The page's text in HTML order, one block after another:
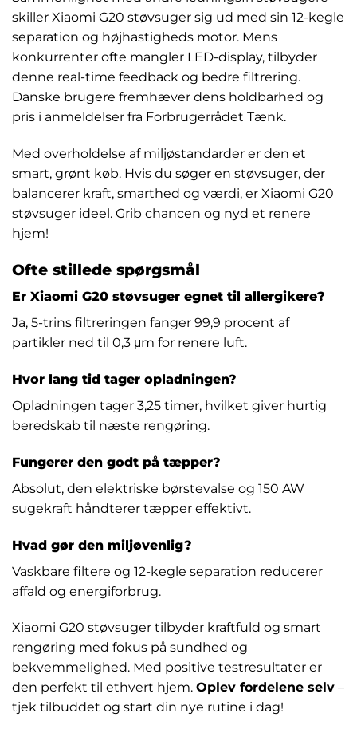
skiller Xiaomi G20 støvsuger sig ud med sin 12-kegle
separation og højhastigheds motor. Mens
konkurrenter ofte mangler LED-display, tilbyder
denne real-time feedback og bedre filtrering.
Danske brugere fremhæver dens holdbarhed og
pris i anmeldelser fra Forbrugerrådet Tænk.
Med overholdelse af miljøstandarder er den et
smart, grønt køb. Hvis du søger en støvsuger, der
balancerer kraft, smarthed og værdi, er Xiaomi G20
støvsuger ideel. Grib chancen og nyd et renere
hjem!
Ofte stillede spørgsmål
Er Xiaomi G20 støvsuger egnet til allergikere?
Ja, 5-trins filtreringen fanger 99,9 procent af
partikler ned til 0,3 μm for renere luft.
Hvor lang tid tager opladningen?
Opladningen tager 3,25 timer, hvilket giver hurtig
beredskab til næste rengøring.
Fungerer den godt på tæpper?
Absolut, den elektriske børstevalse og 150 AW
sugekraft håndterer tæpper effektivt.
Hvad gør den miljøvenlig?
Vaskbare filtere og 12-kegle separation reducerer
affald og energiforbrug.
Xiaomi G20 støvsuger tilbyder kraftfuld og smart
rengøring med fokus på sundhed og
bekvemmelighed. Med positive testresultater er
den perfekt til ethvert hjem. Oplev fordelene selv –
tjek tilbuddet og start din nye rutine i dag!